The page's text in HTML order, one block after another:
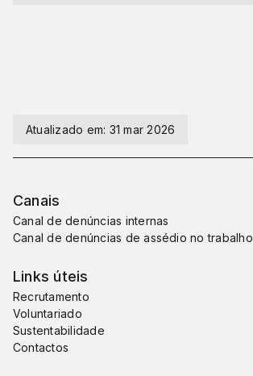
Atualizado em: 31 mar 2026
Canais
Canal de denúncias internas
Canal de denúncias de assédio no trabalho
Links úteis
Recrutamento
Voluntariado
Sustentabilidade
Contactos